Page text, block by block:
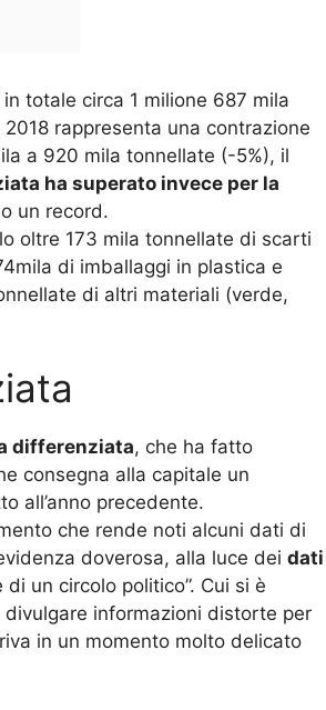
totale circa 1 milione 687 mila
rappresenta una contrazione
a 920 mila tonnellate (-5%), il
ha superato invece per la
un record.
oltre 173 mila tonnellate di scarti
di imballaggi in plastica e
di altri materiali (verde,
differenziata, che ha fatto
consegna alla capitale un
all’anno precedente.
che rende noti alcuni dati di
doverosa, alla luce dei dati
un circolo politico”. Cui si è
informazioni distorte per
in un momento molto delicato